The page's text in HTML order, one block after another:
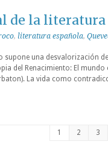
de la
, literatura española,
supone una desvalorización
del Renacimiento: El
La vida como
1 2 3